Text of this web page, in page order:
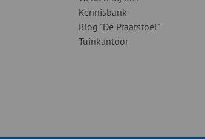
Kennisbank
Blog "De Praatstoel"
Tuinkantoor